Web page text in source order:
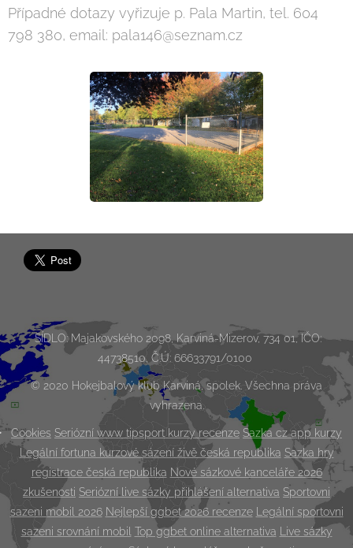
Případné dotazy vyřizuje p. Pala Martin, tel. 604
798 380, email: pala146@seznam.cz
SÍDLO: Majakovského 2098, Karviná-Mizerov, 734 01, IČO:
44738510, Č.Ú: 66633791/0100
© 2020 Hokejbalový klub Karviná, spolek. Všechna práva
vyhrazena.
Cookies Seriózní www tipsport kurzy recenze Sazka cz app kurzy
Legální fortuna kurzové sázení živě česká republika Sazka hry
registrace česká republika Nové sázkové kanceláře 2026
zkušenosti Seriózní live sázky přihlášení alternativa Sportovni
sazeni mobil 2026 Nejlepší ggbet 2026 recenze Legální sportovni
sazeni srovnání mobil Top ggbet online alternativa Live sázky